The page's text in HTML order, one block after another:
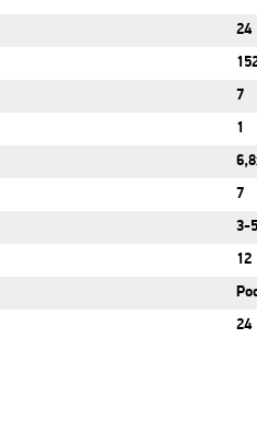
24
7
1
7
3-
12
24